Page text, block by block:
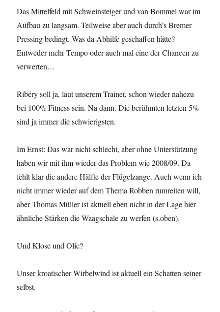
Das Mittelfeld mit Schweinsteiger und van Bommel war im
Aufbau zu langsam. Teilweise aber auch durch’s Bremer
Pressing bedingt. Was da Abhilfe geschaffen hätte?
Entweder mehr Tempo oder auch mal eine der Chancen zu
verwerten…
Ribéry soll ja, laut unserem Trainer, schon wieder nahezu
bei 100% Fitness sein. Na dann. Die berühmten letzten 5%
sind ja immer die schwierigsten.
Im Ernst: Das war nicht schlecht, aber ohne Unterstützung
haben wir mit ihm wieder das Problem wie 2008/09. Da
fehlt klar die andere Hälfte der Flügelzange. Auch wenn ich
nicht immer wieder auf dem Thema Robben rumreiten will,
aber Thomas Müller ist aktuell eben nicht in der Lage hier
ähnliche Stärken die Waagschale zu werfen (s.oben).
Und Klose und Olic?
Unser kroatischer Wirbelwind ist aktuell ein Schatten seiner
selbst.